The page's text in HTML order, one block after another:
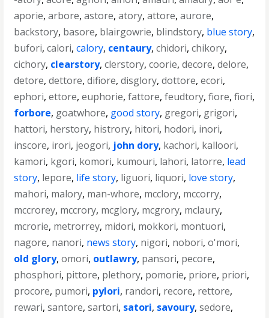
aporie,arbore,astore,atory,attore,aurore,
backstory, basore, blairgowrie, blindstory, blue story,
bufori,calori,calory, centaury,chidori,chikory,
cichory, clearstory,clerstory,coorie,decore,delore,
detore,dettore,difiore,disglory,dottore,ecori,
ephori,ettore,euphorie,fattore,feudtory,fiore,fiori,
forbore, goatwhore, good story, gregori, grigori,
hattori, herstory, histrory, hitori, hodori, inori,
inscore, irori, jeogori, john dory, kachori, kalloori,
kamori, kgori, komori, kumouri, lahori, latorre, lead
story, lepore, life story, liguori, liquori, love story,
mahori, malory, man-whore, mcclory, mccorry,
mccrorey, mccrory, mcglory, mcgrory, mclaury,
mcrorie, metrorrey, midori, mokkori, montuori,
nagore, nanori, news story, nigori, nobori,o'mori,
old glory,omori, outlawry, pansori, pecore,
phosphori, pittore, plethory, pomorie, priore, priori,
procore, pumori, pylori, randori, recore, rettore,
rewari,santore,sartori, satori, savoury,sedore,